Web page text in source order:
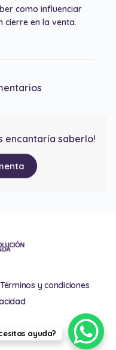
como influenciar
cierre en la venta.
encantaría saberlo!
Términos y condiciones
ayuda?